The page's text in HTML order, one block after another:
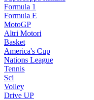
Formula 1
Formula E
MotoGP
Altri Motori
Basket
America's Cup
Nations League
Tennis
Sci
Volley
Drive UP